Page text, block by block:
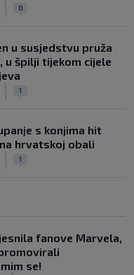
0
u susjedstvu pruža
u špilji tijekom cijele
1
s konjima hit
hrvatskoj obali
1
fanove Marvela,
se!